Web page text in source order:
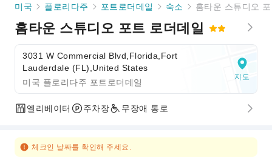
미국 플로리다주 포트로더데일 숙소 홈타운 스튜디오
홈타운 스튜디오 포트 로더데일
3031 W Commercial Blvd,Florida,Fort
Lauderdale (FL),United States
미국 플로리다주 포트로더데일
지도
엘리베이터 주차장 무장애 통로
체크인 날짜를 확인해 주세요.